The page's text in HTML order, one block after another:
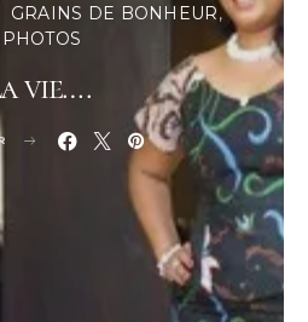
GRAINS DE BONHEUR
PHOTOS
vie….